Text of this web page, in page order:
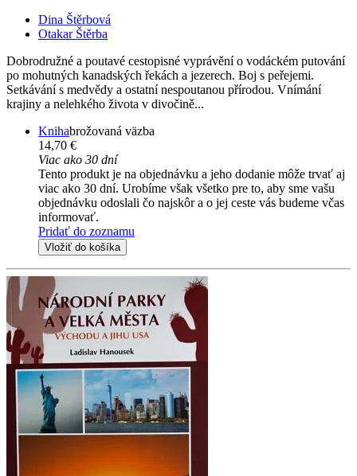
Dina Štěrbová
Otakar Štěrba
Dobrodružné a poutavé cestopisné vyprávění o vodáckém putování
po mohutných kanadských řekách a jezerech. Boj s peřejemi.
Setkávání s medvědy a ostatní nespoutanou přírodou. Vnímání
krajiny a nelehkého života v divočině...
Knihabrožovaná väzba
14,70 €
Viac ako 30 dní
Tento produkt je na objednávku a jeho dodanie môže trvať aj
viac ako 30 dní. Urobíme však všetko pre to, aby sme vašu
objednávku odoslali čo najskôr a o jej ceste vás budeme včas
informovať.
Pridať do zoznamu
Vložiť do košíka